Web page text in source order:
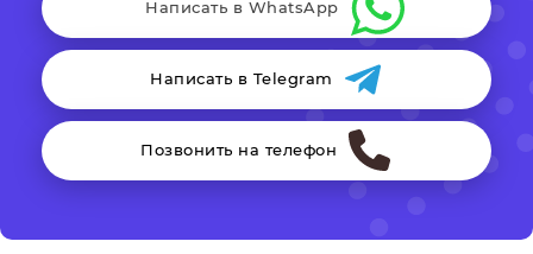
Написать в WhatsApp
Написать в Telegram
Позвонить на телефон